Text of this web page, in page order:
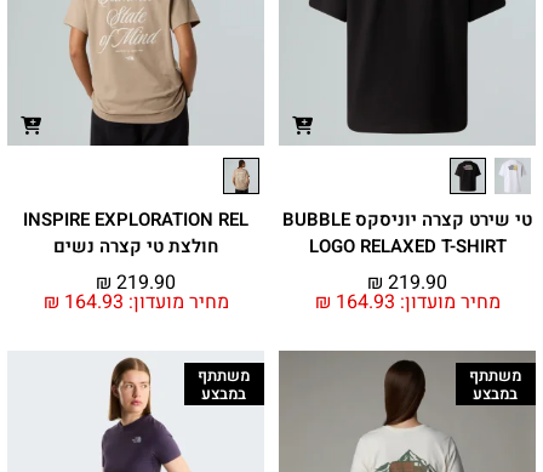
טי שירט קצרה יוניסקס BUBBLE
LOGO RELAXED T-SHIRT
מחיר מועדון: ₪ 164.93
₪ 219.90
INSPIRE EXPLORATION REL
חולצת טי קצרה נשים
מחיר מועדון: ₪ 164.93
₪ 219.90
משתתף
במבצע
משתתף
במבצע